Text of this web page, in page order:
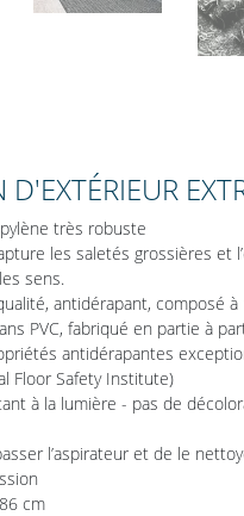
D'EXTÉRIEUR
très robuste
les saletés grossières et
sens.
antidérapant, composé à
PVC, fabriqué en partie à
antidérapantes
Floor Safety Institute)
à la lumière - pas de
l’aspirateur et de le
cm